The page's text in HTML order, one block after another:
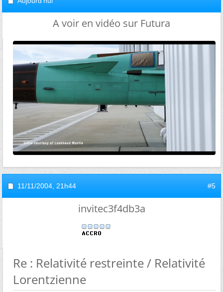
A voir en vidéo sur Futura
11/11/2004, 21h44 #5
invitec3f4db3a
Re : Relativité restreinte / Relativité
Lorentzienne